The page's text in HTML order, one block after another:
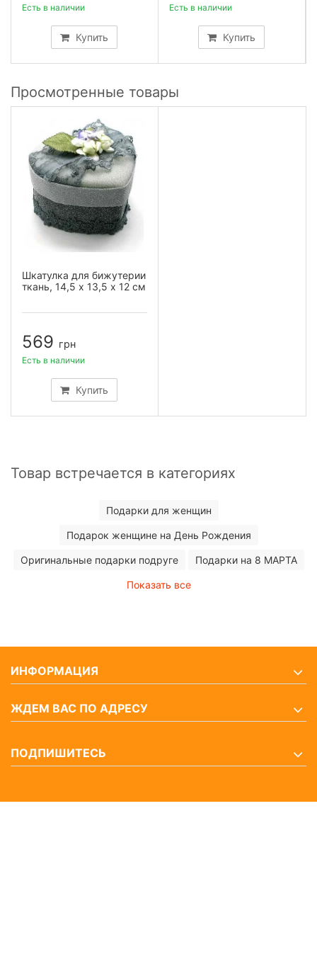
Купить
Есть в наличии
Купить
Есть в наличии
Просмотренные товары
Шкатулка для бижутерии
ткань, 14,5 х 13,5 х 12 см
569 грн
Купить
Есть в наличии
Товар встречается в категориях
Подарки для женщин
Подарок женщине на День Рождения
Оригинальные подарки подруге Подарки на 8 МАРТА
Показать все
ИНФОРМАЦИЯ
ЖДЕМ ВАС ПО АДРЕСУ
ПОДПИШИТЕСЬ